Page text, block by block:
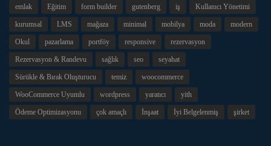
emlak Eğitim form builder gutenberg iş Kullanıcı Yönetimi
kurumsal LMS mağaza minimal mobilya moda modern
Okul pazarlama portföy responsive rezervasyon
Rezervasyon & Randevu sağlık seo seyahat
Sürükle & Bırak Oluşturucu temiz woocommerce
WooCommerce Uyumlu wordpress yaratıcı yith
Ödeme Optimizasyonu çok amaçlı İnşaat İyi Belgelenmiş şirket